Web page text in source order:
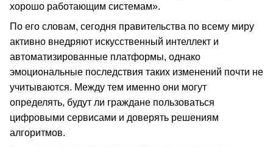
хорошо работающим системам».
По его словам, сегодня правительства по всему миру
активно внедряют искусственный интеллект и
автоматизированные платформы, однако
эмоциональные последствия таких изменений почти не
учитываются. Между тем именно они могут
определять, будут ли граждане пользоваться
цифровыми сервисами и доверять решениям
алгоритмов.